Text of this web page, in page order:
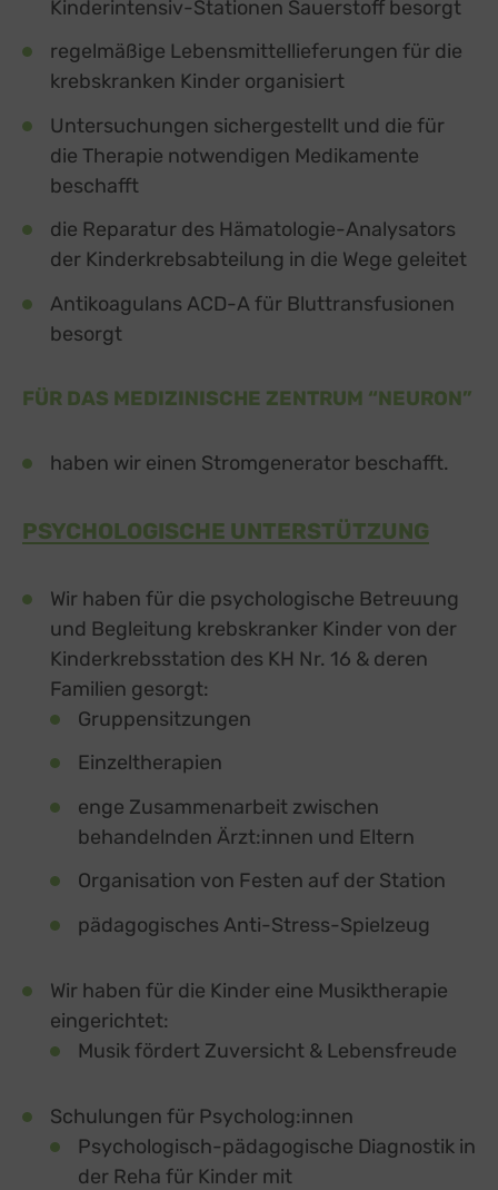
Kinderintensiv-Stationen Sauerstoff besorgt
regelmäßige Lebensmittellieferungen für die
krebskranken Kinder organisiert
Untersuchungen sichergestellt und die für
die Therapie notwendigen Medikamente
beschafft
die Reparatur des Hämatologie-Analysators
der Kinderkrebsabteilung in die Wege geleitet
Antikoagulans ACD-A für Bluttransfusionen
besorgt
FÜR DAS MEDIZINISCHE ZENTRUM “NEURON”
haben wir einen Stromgenerator beschafft.
PSYCHOLOGISCHE UNTERSTÜTZUNG
Wir haben für die psychologische Betreuung
und Begleitung krebskranker Kinder von der
Kinderkrebsstation des KH Nr. 16 & deren
Familien gesorgt:
Gruppensitzungen
Einzeltherapien
enge Zusammenarbeit zwischen
behandelnden Ärzt:innen und Eltern
Organisation von Festen auf der Station
pädagogisches Anti-Stress-Spielzeug
Wir haben für die Kinder eine Musiktherapie
eingerichtet:
Musik fördert Zuversicht & Lebensfreude
Schulungen für Psycholog:innen
Psychologisch-pädagogische Diagnostik in
der Reha für Kinder mit
Switch zum
Buzzsprout
Higher Pixels, USA
Details zu Buzzsprout
Meta Platforms Ireland Ltd., Irland
Switch zum
Google Forms (Free)
Google Ireland Limited, Irland
Details zu Google Forms
Switch zum
Spotteron Maps
Spotteron GmbH, Österreich
Details zu Spotteron Maps
Typeform
TYPEFORM S.L., Spanien
Detailszu Typeform
Vimeo
YouTube
Google Ireland Limited, Irland
Details zu YouTube